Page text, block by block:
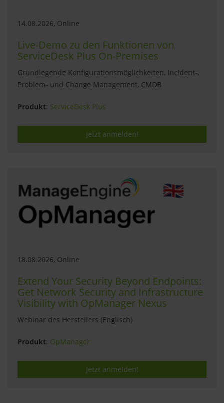
14.08.2026, Online
Live-Demo zu den Funktionen von
ServiceDesk Plus On-Premises
Grundlegende Konfigurationsmöglichkeiten, Incident-,
Problem- und Change Management, CMDB
Produkt: ServiceDesk Plus
Jetzt anmelden!
18.08.2026, Online
Extend Your Security Beyond Endpoints:
Get Network Security and Infrastructure
Visibility with OpManager Nexus
Webinar des Herstellers (Englisch)
Produkt: OpManager
Jetzt anmelden!